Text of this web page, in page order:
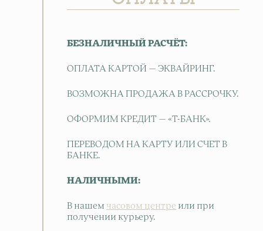
БЕЗНАЛИЧНЫЙ РАСЧЁТ:
ОПЛАТА КАРТОЙ — ЭКВАЙРИНГ.
ВОЗМОЖНА ПРОДАЖА В РАССРОЧКУ.
ОФОРМИМ КРЕДИТ — «Т-БАНК».
ПЕРЕВОДОМ НА КАРТУ ИЛИ СЧЕТ В
БАНКЕ.
НАЛИЧНЫМИ:
В нашем часовом центре или при
получении курьеру.